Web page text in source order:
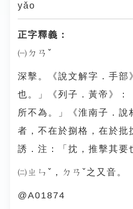
yǎo
正字釋義：
㈠ㄉㄢˇ
深擊。《說文解字．手部
也。」《列子．黃帝》：
所不為。」《淮南子．說
者，不在於捌格，在於批
誘．注：「抌，推擊其要
㈡ㄓㄣˇ，ㄉㄢˇ之又音。
@A01874